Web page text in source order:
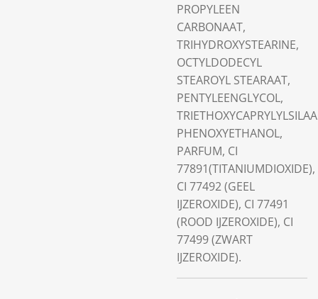
PROPYLEEN
CARBONAAT,
TRIHYDROXYSTEARINE,
OCTYLDODECYL
STEAROYL STEARAAT,
PENTYLEENGLYCOL,
PHENOXYETHANOL,
PARFUM, CI
77891(TITANIUMDIOXIDE),
CI 77492 (GEEL
IJZEROXIDE), CI 77491
(ROOD IJZEROXIDE), CI
77499 (ZWART
IJZEROXIDE).